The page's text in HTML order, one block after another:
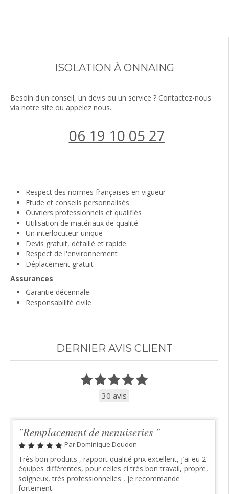
ISOLATION À ONNAING
Besoin d'un conseil, un devis ou un service ? Contactez-nous
via notre site ou appelez nous.
06 19 10 05 27
Respect des normes françaises en vigueur
Etude et conseils personnalisés
Ouvriers professionnels et qualifiés
Utilisation de matériaux de qualité
Un interlocuteur unique
Devis gratuit, détaillé et rapide
Respect de l'environnement
Déplacement gratuit
Assurances
Garantie décennale
Responsabilité civile
DERNIER AVIS CLIENT
30 avis
"Remplacement de menuiseries "
Par Dominique Deudon
Très bon produits , rapport qualité prix excellent, j’ai eu 2
équipes différentes, pour celles ci très bon travail, propre,
soigneux, très professionnelles , je recommande
fortement.